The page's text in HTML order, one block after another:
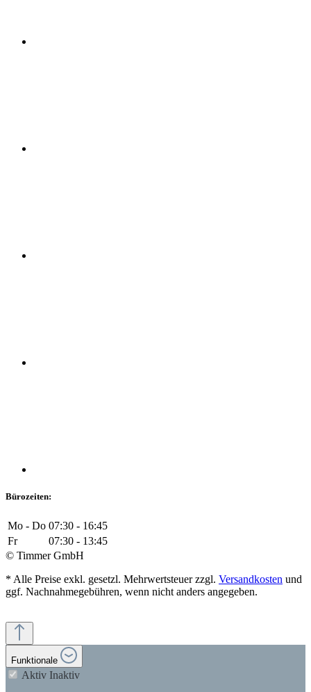
Bürozeiten:
Mo - Do 07:30 - 16:45
Fr
07:30 - 13:45
© Timmer GmbH
* Alle Preise exkl. gesetzl. Mehrwertsteuer zzgl. Versandkosten und
ggf. Nachnahmegebühren, wenn nicht anders angegeben.
Funktionale
Aktiv Inaktiv